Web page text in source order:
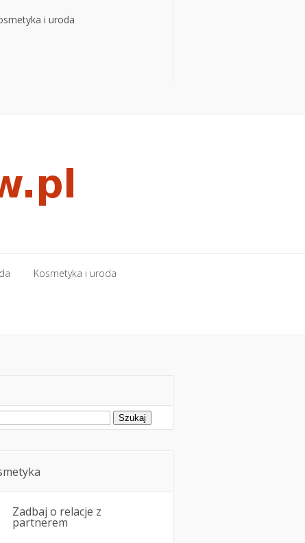
i uroda
Kosmetyka i uroda
Zadbaj o relacje z
partnerem